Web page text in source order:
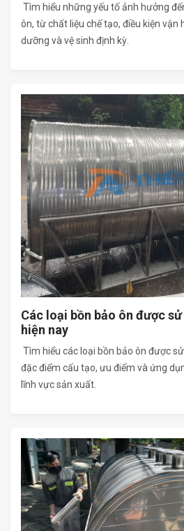
Tìm hiểu những yếu tố ảnh hưởng
ôn, từ chất liệu chế tạo, điều kiện vận
dưỡng và vệ sinh định kỳ.
Các loại bồn bảo ôn được
hiện nay
Tìm hiểu các loại bồn bảo ôn được
đặc điểm cấu tạo, ưu điểm và ứng
lĩnh vực sản xuất.